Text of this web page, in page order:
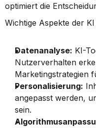
optimiert die
Wichtige Aspekte der KI
Datenanalyse: KI-
Nutzerverhalten
Marketingstrategien
Personalisierung:
angepasst werden,
sein.